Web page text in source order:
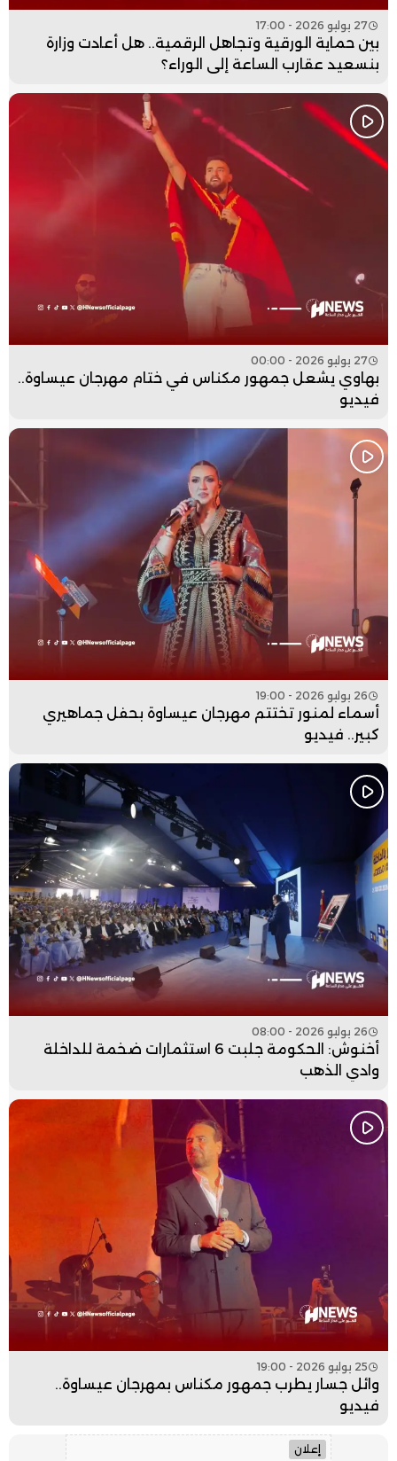
27 يوليو 2026 - 17:00
بين حماية الورقية وتجاهل الرقمية.. هل أعادت وزارة
بنسعيد عقارب الساعة إلى الوراء؟
27 يوليو 2026 - 00:00
بهاوي يشعل جمهور مكناس في ختام مهرجان عيساوة..
فيديو
26 يوليو 2026 - 19:00
أسماء لمنور تختتم مهرجان عيساوة بحفل جماهيري
كبير.. فيديو
26 يوليو 2026 - 08:00
أخنوش: الحكومة جلبت 6 استثمارات ضخمة للداخلة
وادي الذهب
25 يوليو 2026 - 19:00
وائل جسار يطرب جمهور مكناس بمهرجان عيساوة..
فيديو
إعلان